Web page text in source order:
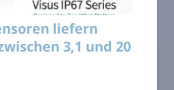
liefern
3,1 und 20